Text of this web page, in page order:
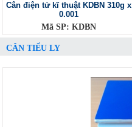
Cân điện tử kĩ thuật KDBN 310g x
0.001
Mã SP: KDBN
CÂN TIỂU LY